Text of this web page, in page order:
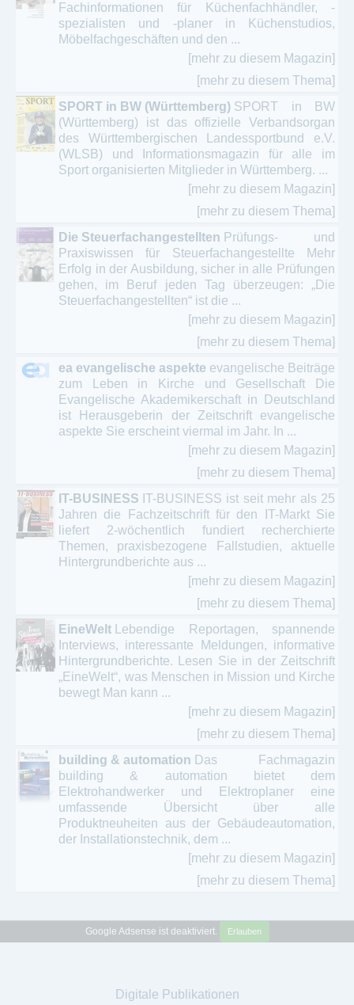
Fachinformationen für Küchenfachhändler, -
spezialisten und -planer in Küchenstudios,
Möbelfachgeschäften und den ...
[mehr zu diesem Magazin]
[mehr zu diesem Thema]
SPORT in BW (Württemberg) SPORT in BW
(Württemberg) ist das offizielle Verbandsorgan
des Württembergischen Landessportbund e.V.
(WLSB) und Informationsmagazin für alle im
Sport organisierten Mitglieder in Württemberg. ...
[mehr zu diesem Magazin]
[mehr zu diesem Thema]
Die Steuerfachangestellten Prüfungs- und
Praxiswissen für Steuerfachangestellte Mehr
Erfolg in der Ausbildung, sicher in alle Prüfungen
gehen, im Beruf jeden Tag überzeugen: „Die
Steuerfachangestellten“ ist die ...
[mehr zu diesem Magazin]
[mehr zu diesem Thema]
ea evangelische aspekte evangelische Beiträge
zum Leben in Kirche und Gesellschaft Die
Evangelische Akademikerschaft in Deutschland
ist Herausgeberin der Zeitschrift evangelische
aspekte Sie erscheint viermal im Jahr. In ...
[mehr zu diesem Magazin]
[mehr zu diesem Thema]
IT-BUSINESS IT-BUSINESS ist seit mehr als 25
Jahren die Fachzeitschrift für den IT-Markt Sie
liefert 2-wöchentlich fundiert recherchierte
Themen, praxisbezogene Fallstudien, aktuelle
Hintergrundberichte aus ...
[mehr zu diesem Magazin]
[mehr zu diesem Thema]
EineWelt
Lebendige Reportagen, spannende
Interviews, interessante Meldungen, informative
Hintergrundberichte. Lesen Sie in der Zeitschrift
„EineWelt“, was Menschen in Mission und Kirche
bewegt Man kann ...
[mehr zu diesem Magazin]
[mehr zu diesem Thema]
building & automation Das Fachmagazin
building & automation bietet dem
Elektrohandwerker und Elektroplaner eine
umfassende Übersicht über alle
Produktneuheiten aus der Gebäudeautomation,
der Installationstechnik, dem ...
[mehr zu diesem Magazin]
[mehr zu diesem Thema]
Google Adsense ist deaktiviert. Erlauben
Digitale Publikationen